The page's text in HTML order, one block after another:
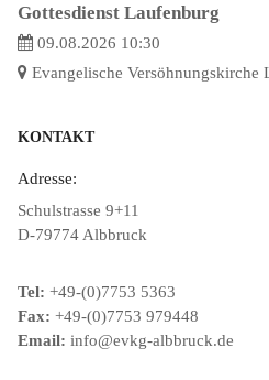
Gottesdienst Laufenburg
09.08.2026 10:30
Evangelische Versöhnungskirche
KONTAKT
Adresse:
Schulstrasse 9+11
D-79774 Albbruck
Tel: +49-(0)7753 5363
Fax: +49-(0)7753 979448
Email: info@evkg-albbruck.de